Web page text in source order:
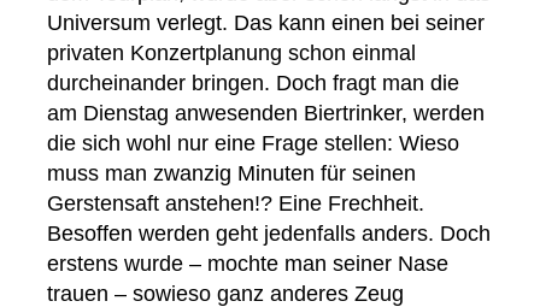
Universum verlegt. Das kann einen bei seiner
privaten Konzertplanung schon einmal
durcheinander bringen. Doch fragt man die
am Dienstag anwesenden Biertrinker, werden
die sich wohl nur eine Frage stellen: Wieso
muss man zwanzig Minuten für seinen
Gerstensaft anstehen!? Eine Frechheit.
Besoffen werden geht jedenfalls anders. Doch
erstens wurde – mochte man seiner Nase
trauen – sowieso ganz anderes Zeug